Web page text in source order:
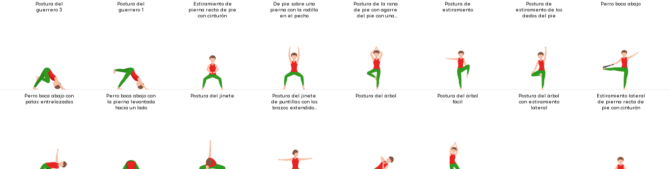
Postura del
guerrero 3
Postura del
guerrero 1
Estiramiento de
pierna recta de pie
con cinturón
De pie sobre una
pierna con la rodilla
en el pecho
Postura de la rana
de pie con agarre
del pie con una
Postura de
estiramiento
Postura de
estiramiento de los
dedos del pie
Perro boca abajo
Perro boca abajo con
patas entrelazadas
Perro boca abajo con
la pierna levantada
hacia un lado
Postura del jinete
Postura del jinete
de puntillas con los
brazos extendidos
Postura del árbol
Postura del árbol
fácil
Postura del árbol
con estiramiento
lateral
Estiramiento lateral
de pierna recta de
pie con cinturón